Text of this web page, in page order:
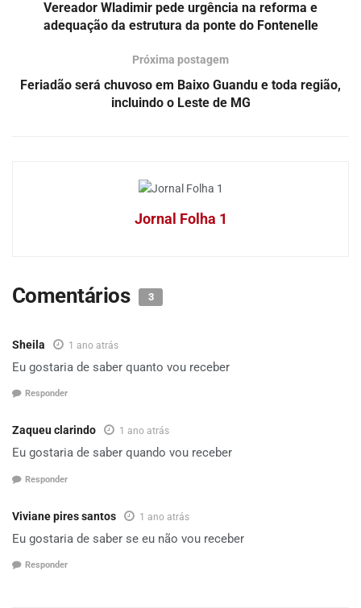
Vereador Wladimir pede urgência na reforma e
adequação da estrutura da ponte do Fontenelle
Próxima postagem
Feriadão será chuvoso em Baixo Guandu e toda região,
incluindo o Leste de MG
Jornal Folha 1
Comentários 3
Sheila 1 ano atrás
Eu gostaria de saber quanto vou receber
Responder
Zaqueu clarindo 1 ano atrás
Eu gostaria de saber quando vou receber
Responder
Viviane pires santos 1 ano atrás
Eu gostaria de saber se eu não vou receber
Responder